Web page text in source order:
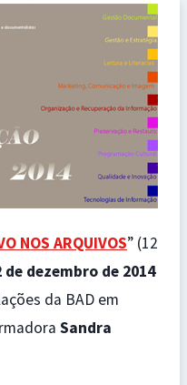
NOS ARQUIVOS” (12
de dezembro de 2014
da BAD em
Sandra